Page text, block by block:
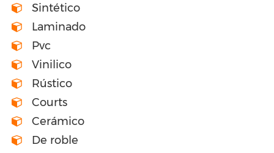
Sintético
Laminado
Pvc
Vinilico
Rústico
Courts
Cerámico
De roble